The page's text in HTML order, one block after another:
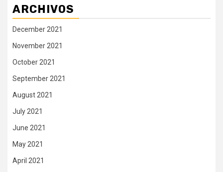
ARCHIVOS
December 2021
November 2021
October 2021
September 2021
August 2021
July 2021
June 2021
May 2021
April 2021